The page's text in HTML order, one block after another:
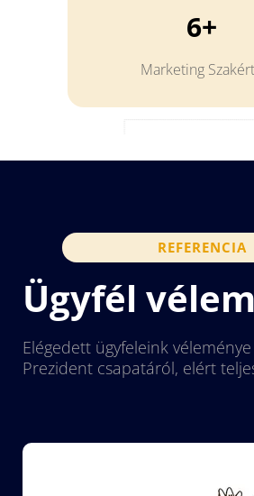
6+
Marketing
REFERENCIA
Ügyfél
Elégedett ügyfeleink
Prezident csapatáról, elért